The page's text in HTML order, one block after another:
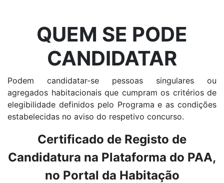
QUEM SE PODE
CANDIDATAR
Podem candidatar-se pessoas singulares ou
agregados habitacionais que cumpram os critérios de
elegibilidade definidos pelo Programa e as condições
estabelecidas no aviso do respetivo concurso.
Certificado de Registo de
Candidatura na Plataforma do PAA,
no Portal da Habitação